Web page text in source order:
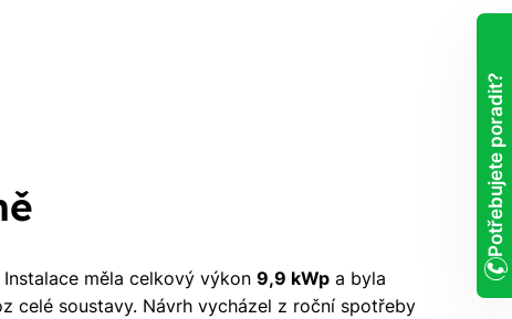
měla celkový výkon 9,9 kWp a byla
celé soustavy. Návrh vycházel z roční spotřeby
Potřebujete poradit?